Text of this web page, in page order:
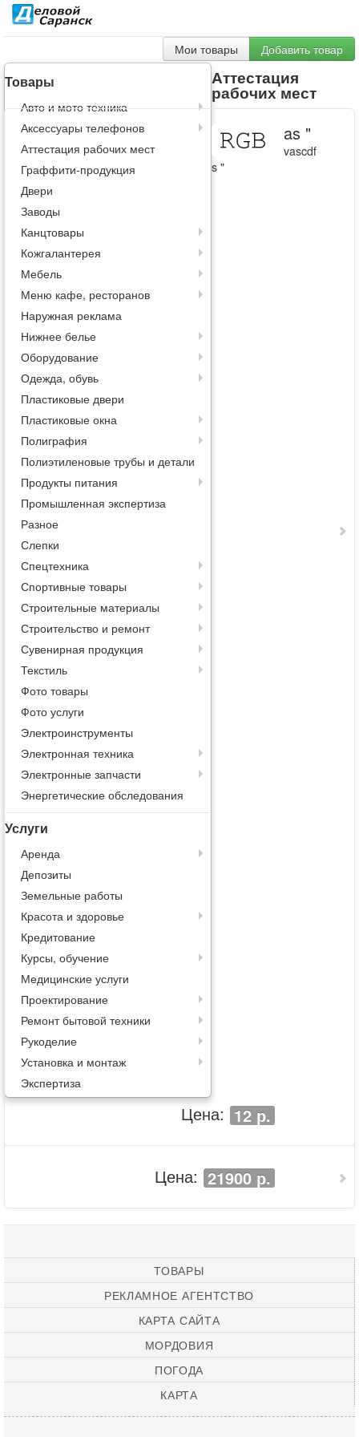
Мои товары Добавить товар
Товары
Авто и мото техника
Аксессуары телефонов
Аттестация рабочих мест
Граффити-продукция
Двери
Заводы
Канцтовары
Кожгалантерея
Мебель
Меню кафе, ресторанов
Наружная реклама
Нижнее белье
Оборудование
Одежда, обувь
Пластиковые двери
Пластиковые окна
Полиграфия
Полиэтиленовые трубы и детали
Продукты питания
Промышленная экспертиза
Разное
Слепки
Спецтехника
Спортивные товары
Строительные материалы
Строительство и ремонт
Сувенирная продукция
Текстиль
Фото товары
Фото услуги
Электроинструменты
Электронная техника
Электронные запчасти
Энергетические обследования
Услуги
Аренда
Депозиты
Земельные работы
Красота и здоровье
Кредитование
Курсы, обучение
Медицинские услуги
Проектирование
Ремонт бытовой техники
Рукоделие
Установка и монтаж
Экспертиза
Аттестация
рабочих мест
as "
vascdf
s "
Цена: 12 р.
Цена: 21900 р.
ТОВАРЫ
РЕКЛАМНОЕ АГЕНТСТВО
КАРТА САЙТА
МОРДОВИЯ
ПОГОДА
КАРТА